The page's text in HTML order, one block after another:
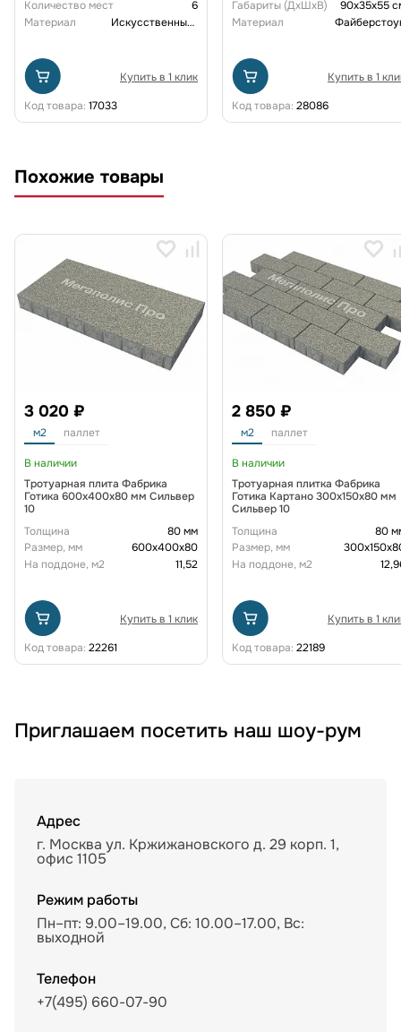
Количество мест
6
Материал
Искусственный ротанг
Купить в 1 клик
Код товара: 17033
Габариты (ДxШxВ)
90x35x55
Материал
Купить в 1
Код товара: 28086
Похожие товары
3 020 ₽
м2 паллет
В наличии
Тротуарная плита Фабрика
Готика 600х400х80 мм Сильвер
10
Толщина
80 мм
Размер, мм
600х400х80
На поддоне, м2
11,52
Купить в 1 клик
Код товара: 22261
2 850 ₽
м2 паллет
В наличии
Тротуарная плитка Фабрика
Готика Картано 300х150х80 мм
Сильвер 10
Толщина
80
Размер, мм
На поддоне, м2
Купить в 1
Код товара: 22189
Приглашаем посетить наш шоу-рум
Адрес
г. Москва ул. Кржижановского д. 29 корп. 1,
офис 1105
Режим работы
Пн–пт: 9.00–19.00, Сб: 10.00–17.00, Вс:
выходной
Телефон
+7(495) 660-07-90